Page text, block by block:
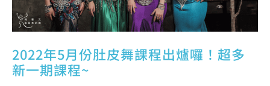
2022年5月份肚皮舞課程出爐囉！超多
新一期課程~